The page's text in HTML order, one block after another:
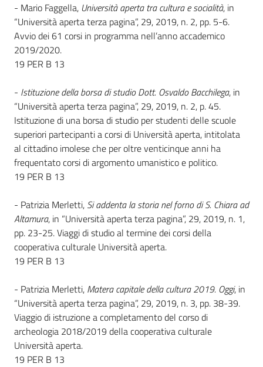
Casa
Piani
Archivio
storico
Decentrate
Patto
per
la
lettura
Seguici
su
- Mario Faggella, Università aperta tra cultura e socialità, in
“Università aperta terza pagina”, 29, 2019, n. 2, pp. 5-6.
Avvio dei 61 corsi in programma nell’anno accademico
2019/2020.
19 PER B 13
- Istituzione della borsa di studio Dott. Osvaldo Bacchilega, in
“Università aperta terza pagina”, 29, 2019, n. 2, p. 45.
Istituzione di una borsa di studio per studenti delle scuole
superiori partecipanti a corsi di Università aperta, intitolata
al cittadino imolese che per oltre venticinque anni ha
frequentato corsi di argomento umanistico e politico.
19 PER B 13
- Patrizia Merletti, Si addenta la storia nel forno di S. Chiara ad
Altamura, in “Università aperta terza pagina”, 29, 2019, n. 1,
pp. 23-25. Viaggi di studio al termine dei corsi della
cooperativa culturale Università aperta.
19 PER B 13
- Patrizia Merletti, Matera capitale della cultura 2019. Oggi, in
“Università aperta terza pagina”, 29, 2019, n. 3, pp. 38-39.
Viaggio di istruzione a completamento del corso di
archeologia 2018/2019 della cooperativa culturale
Università aperta.
19 PER B 13